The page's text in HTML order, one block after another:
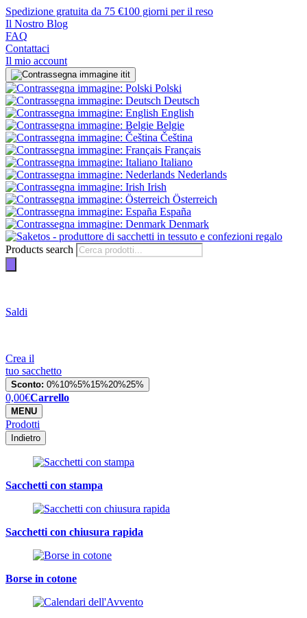
Spedizione gratuita da 75 €100 giorni per il reso
Il Nostro Blog
FAQ
Contattaci
Il mio account
it
Polski
Deutsch
English
Belgie
Čeština
Français
Italiano
Nederlands
Irish
Österreich
España
Denmark
Products search
Saldi
Crea il
tuo sacchetto
Sconto: 0%10%5%15%20%25%
0,00€Carrello
MENU
Prodotti
Indietro
Sacchetti con stampa
Sacchetti con chiusura rapida
Borse in cotone